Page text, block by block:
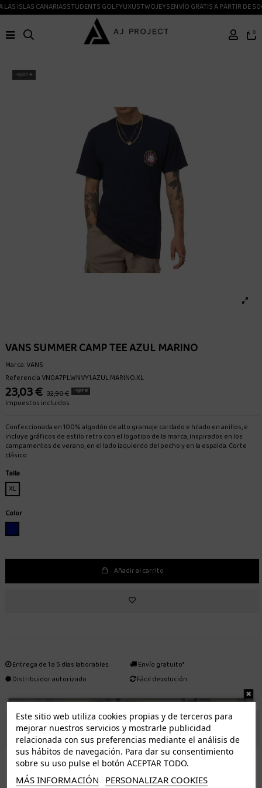
ISLAS CANARIASSTUDENTS GOLFYUXUSTWOJEYSENVÍO GRATIS A PARTIR DE 50€
0
-9,87 €
VANS SUMMER CAMP TEE AZUL MARINO
Marca:VANS
ReferenciaVN0A7PLWNVY1.AZUL MARINO.XL
23,03 € 32,90 € -9,87 €
Impuestos incluidos
Confeccionada en 100% algodón de alto gramaje cardado e hilado en anillos, e
incluye gráficos de estilo retro con el logotipo de la marca, inspirados en los
campamentos de verano, en el lado izquierdo del pecho y en la espalda. Corte
clásico.
Talla
XL
Color
Añadir al carrito
Entrega de 1 a 5 días laborables.
Distribuidor autorizado
Envío gratuito*
Fácil devolución
ENVÍO GRATUITO *
ISLAS CANARIAS
Tenerife 3.50€. Gratis a partir de 50€
Este sitio web utiliza cookies propias y de terceros para
mejorar nuestros servicios y mostrarle publicidad
relacionada con sus preferencias mediante el análisis de
sus hábitos de navegación. Para dar su consentimiento
sobre su uso pulse el botón ACEPTAR TODO.
MÁS INFORMACIÓN PERSONALIZAR COOKIES